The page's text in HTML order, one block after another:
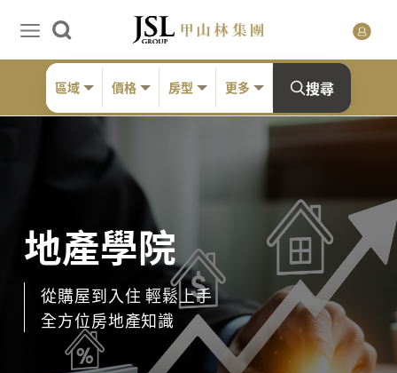
區域 價格 房型 更多 搜尋
地產學院
從購屋到入住 輕鬆上手
全方位房地產知識